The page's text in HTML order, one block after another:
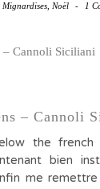
Mignardises Noël - 1
– Cannoli
the
bien
me